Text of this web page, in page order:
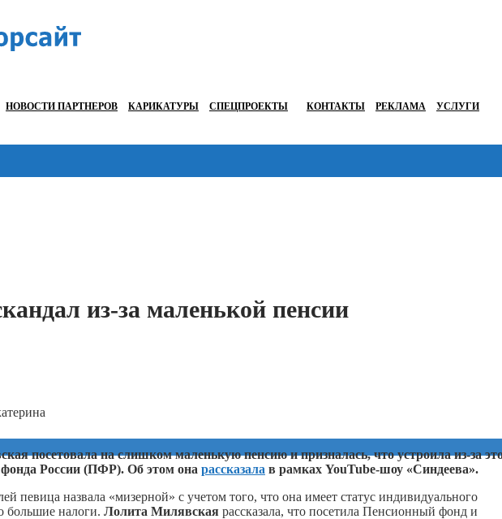
НОВОСТИ ПАРТНЕРОВ КАРИКАТУРЫ СПЕЦПРОЕКТЫ КОНТАКТЫ РЕКЛАМА УСЛУГИ
из-за маленькой пенсии
посетовала на слишком маленькую пенсию и призналась, что устроила из-за
фонда России (ПФР). Об этом она рассказала в рамках YouTube-шоу «Синдеева».
певица назвала «мизерной» с учетом того, что она имеет статус индивидуального
большие налоги. Лолита Милявская рассказала, что посетила Пенсионный фонд и